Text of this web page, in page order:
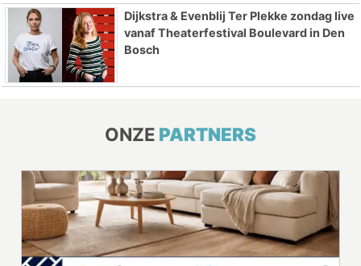
Dijkstra & Evenblij Ter Plekke zondag live
vanaf Theaterfestival Boulevard in Den
Bosch
ONZE PARTNERS